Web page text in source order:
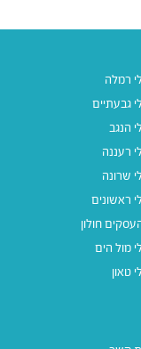
רמלה
גבעתיים
הנגב
רעננה
שרונה
ראשונים
חולון
מול הים
טאון